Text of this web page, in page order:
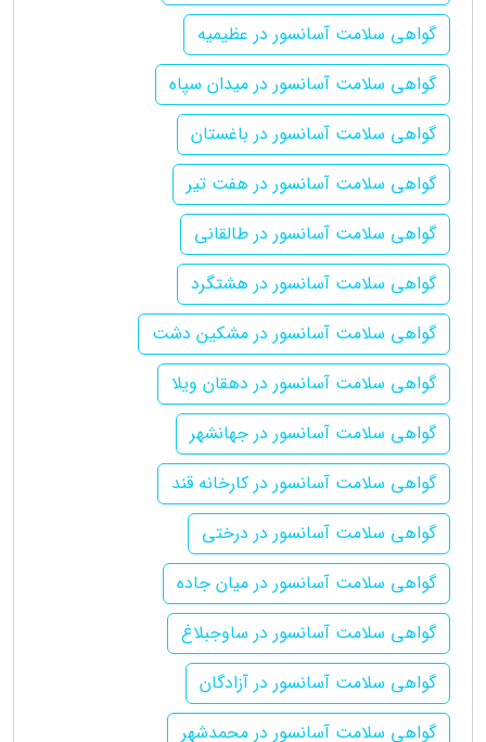
گواهی سلامت آسانسور در عظیمیه
گواهی سلامت آسانسور در میدان سپاه
گواهی سلامت آسانسور در باغستان
گواهی سلامت آسانسور در هفت تیر
گواهی سلامت آسانسور در طالقانی
گواهی سلامت آسانسور در هشتگرد
گواهی سلامت آسانسور در مشکین دشت
گواهی سلامت آسانسور در دهقان ویلا
گواهی سلامت آسانسور در جهانشهر
گواهی سلامت آسانسور در کارخانه قند
گواهی سلامت آسانسور در درختی
گواهی سلامت آسانسور در میان جاده
گواهی سلامت آسانسور در ساوجبلاغ
گواهی سلامت آسانسور در آزادگان
گواهی سلامت آسانسور در محمدشهر